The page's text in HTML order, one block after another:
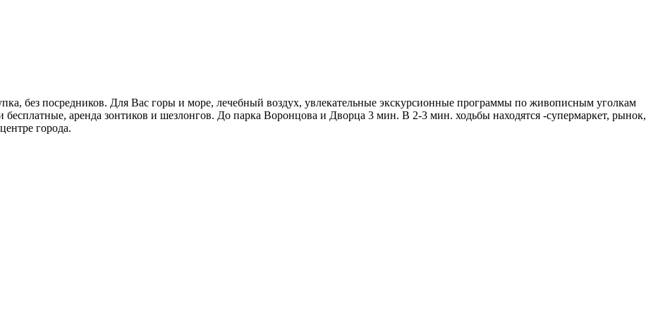
без посредников. Для Вас горы и море, лечебный воздух, увлекательные экскурсионные программы по живописным уголкам
аренда зонтиков и шезлонгов. До парка Воронцова и Дворца 3 мин. В 2-3 мин. ходьбы находятся -супермаркет, рынок,
города.